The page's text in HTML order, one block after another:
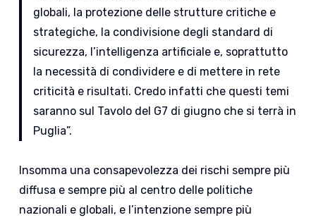
globali, la protezione delle strutture critiche e
strategiche, la condivisione degli standard di
sicurezza, l’intelligenza artificiale e, soprattutto
la necessità di condividere e di mettere in rete
criticità e risultati. Credo infatti che questi temi
saranno sul Tavolo del G7 di giugno che si terrà in
Puglia”.
Insomma una consapevolezza dei rischi sempre più
diffusa e sempre più al centro delle politiche
nazionali e globali, e l’intenzione sempre più